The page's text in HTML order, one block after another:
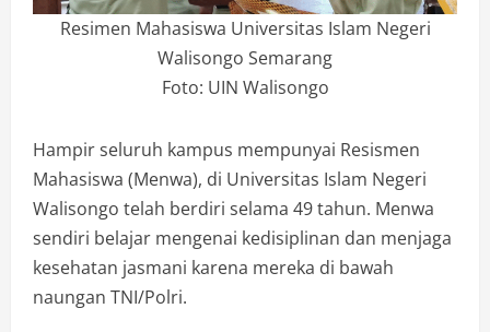
Resimen Mahasiswa Universitas Islam Negeri
Walisongo Semarang
Foto: UIN Walisongo
Hampir seluruh kampus mempunyai Resismen
Mahasiswa (Menwa), di Universitas Islam Negeri
Walisongo telah berdiri selama 49 tahun. Menwa
sendiri belajar mengenai kedisiplinan dan menjaga
kesehatan jasmani karena mereka di bawah
naungan TNI/Polri.